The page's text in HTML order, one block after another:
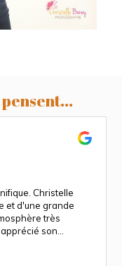
Christelle
et d'une grande
très
son
des plus